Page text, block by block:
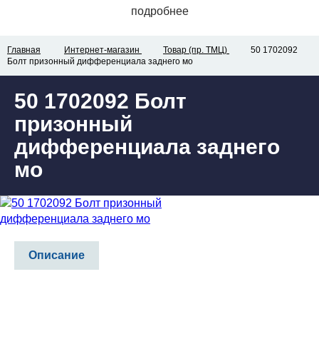
подробнее
Главная Интернет-магазин Товар (пр. ТМЦ)
50 1702092
Болт призонный дифференциала заднего мо
50 1702092 Болт
призонный
дифференциала заднего
мо
Описание